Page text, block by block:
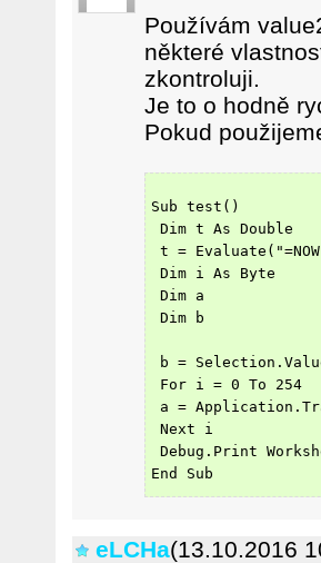
Používám
některé
zkontroluji.
Je to o hodně
Pokud
Sub test()
Dim t As Double
t =
Dim i As Byte
Dim a
Dim b
b =
For i = 0 To 254
a =
Next i
Debug.Print
End Sub
eLCHa(13.10.2016